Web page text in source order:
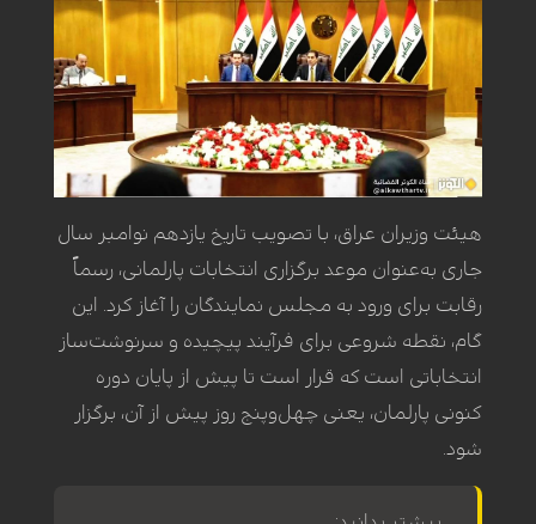
هیئت وزیران عراق، با تصویب تاریخ یازدهم نوامبر سال
جاری به‌عنوان موعد برگزاری انتخابات پارلمانی، رسماً
رقابت برای ورود به مجلس نمایندگان را آغاز کرد. این
گام، نقطه شروعی برای فرآیند پیچیده و سرنوشت‌ساز
انتخاباتی است که قرار است تا پیش از پایان دوره
کنونی پارلمان، یعنی چهل‌وپنج روز پیش از آن، برگزار
شود.